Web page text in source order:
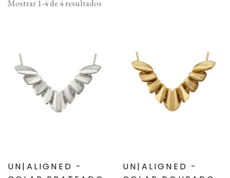
Mostrar 1-4 de 4 resultados
UN|ALIGNED -
UN|ALIGNED -